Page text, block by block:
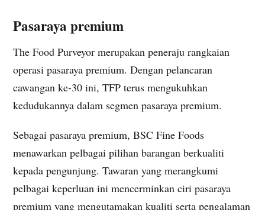
Pasaraya premium
The Food Purveyor merupakan peneraju rangkaian
operasi pasaraya premium. Dengan pelancaran
cawangan ke-30 ini, TFP terus mengukuhkan
kedudukannya dalam segmen pasaraya premium.
Sebagai pasaraya premium, BSC Fine Foods
menawarkan pelbagai pilihan barangan berkualiti
kepada pengunjung. Tawaran yang merangkumi
pelbagai keperluan ini mencerminkan ciri pasaraya
premium yang mengutamakan kualiti serta pengalaman